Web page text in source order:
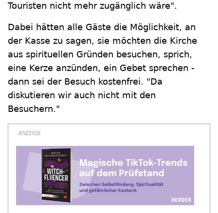
Touristen nicht mehr zugänglich wäre".
Dabei hätten alle Gäste die Möglichkeit, an
der Kasse zu sagen, sie möchten die Kirche
aus spirituellen Gründen besuchen, sprich,
eine Kerze anzünden, ein Gebet sprechen -
dann sei der Besuch kostenfrei. "Da
diskutieren wir auch nicht mit den
Besuchern."